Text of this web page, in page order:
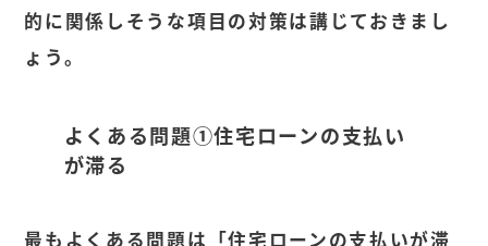
的に関係しそうな項目の対策は講じておきまし
ょう。
よくある問題①住宅ローンの支払い
が滞る
最もよくある問題は「住宅ローンの支払いが滞